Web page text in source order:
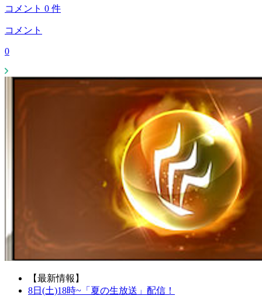
コメント 0 件
コメント
0
【最新情報】
8日(土)18時~「夏の生放送」配信！